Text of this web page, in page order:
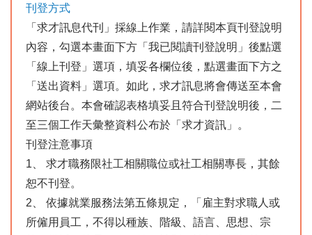
刊登方式
「求才訊息代刊」採線上作業，請詳閱本頁刊登說明
內容，勾選本畫面下方「我已閱讀刊登說明」後點選
「線上刊登」選項，填妥各欄位後，點選畫面下方之
「送出資料」選項。如此，求才訊息將會傳送至本會
網站後台。本會確認表格填妥且符合刊登說明後，二
至三個工作天彙整資料公布於「求才資訊」。
刊登注意事項
1、 求才職務限社工相關職位或社工相關專長，其餘
恕不刊登。
2、 依據就業服務法第五條規定，「雇主對求職人或
所僱用員工，不得以種族、階級、語言、思想、宗